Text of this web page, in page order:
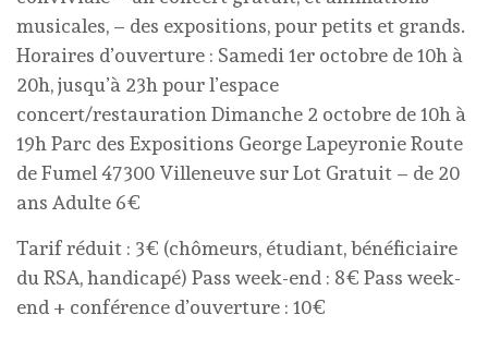
musicales, – des expositions, pour petits et grands.
Horaires d’ouverture : Samedi 1er octobre de 10h à
20h, jusqu’à 23h pour l’espace
concert/restauration Dimanche 2 octobre de 10h à
19h Parc des Expositions George Lapeyronie Route
de Fumel 47300 Villeneuve sur Lot Gratuit – de 20
ans Adulte 6€
Tarif réduit : 3€ (chômeurs, étudiant, bénéficiaire
du RSA, handicapé) Pass week-end : 8€ Pass week-
end + conférence d’ouverture : 10€